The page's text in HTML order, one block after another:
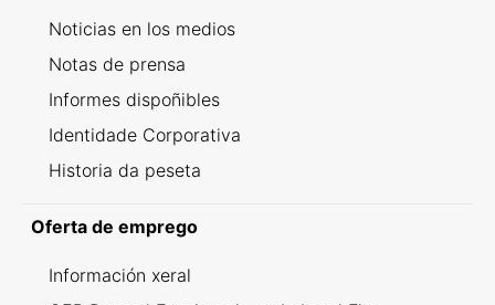
Noticias en los medios
Notas de prensa
Informes dispoñibles
Identidade Corporativa
Historia da peseta
Oferta de emprego
Información xeral